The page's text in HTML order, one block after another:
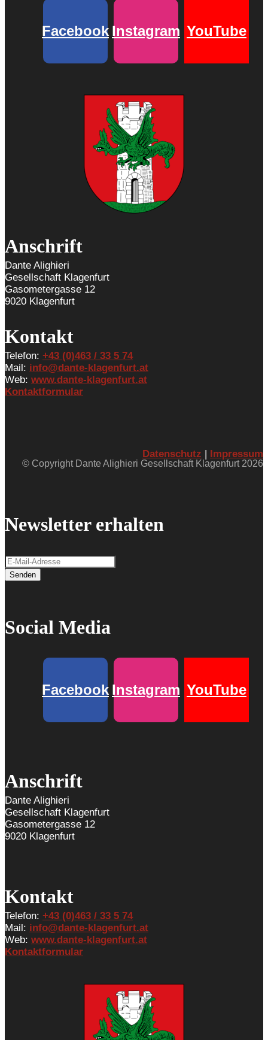
Facebook Instagram YouTube
Anschrift
Dante Alighieri
Gesellschaft Klagenfurt
Gasometergasse 12
9020 Klagenfurt
Kontakt
Telefon: +43 (0)463 / 33 5 74
Mail: info@dante-klagenfurt.at
Web: www.dante-klagenfurt.at
Kontaktformular
Datenschutz Impressum
© Copyright Dante Alighieri Gesellschaft Klagenfurt 2026
Newsletter erhalten
Senden
Social Media
Facebook Instagram YouTube
Anschrift
Dante Alighieri
Gesellschaft Klagenfurt
Gasometergasse 12
9020 Klagenfurt
Kontakt
Telefon: +43 (0)463 / 33 5 74
Mail: info@dante-klagenfurt.at
Web: www.dante-klagenfurt.at
Kontaktformular